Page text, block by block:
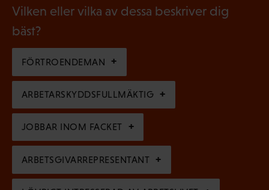
o
s
k
t
)
g
t
o
r
i
s
k
t
)
g
a
t
o
r
i
s
Vilken eller vilka av dessa beskriver dig
bäst?
FÖRTROENDEMAN
ARBETARSKYDDSFULLMÄKTIG
JOBBAR INOM FACKET
ARBETSGIVARREPRESENTANT